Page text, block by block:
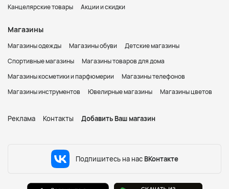
Канцелярские товары
Акции и скидки
Магазины
Магазины одежды Магазины обуви
Детские магазины
Спортивные магазины
Магазины товаров для дома
Магазины косметики и парфюмерии
Магазины телефонов
Магазины инструментов
Ювелирные магазины Магазины цветов
Реклама Контакты Добавить Ваш магазин
Подпишитесь на нас ВКонтакте